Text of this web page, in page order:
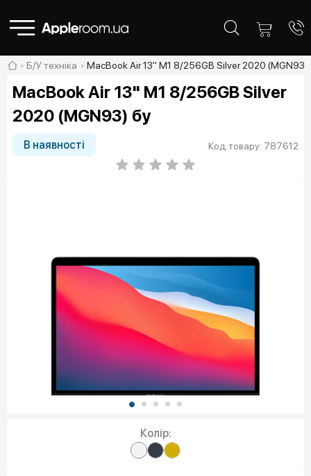
Б/У техніка MacBook Air 13" M1 8/256GB Silver 2020 (MGN93)
MacBook Air 13" M1 8/256GB Silver
2020 (MGN93) бу
В наявності Код товару: 787612
Колір: